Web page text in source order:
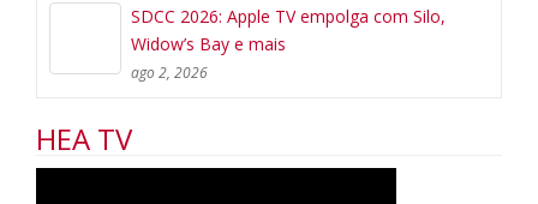
SDCC 2026: Apple TV empolga com Silo,
Widow’s Bay e mais
ago 2, 2026
HEA TV